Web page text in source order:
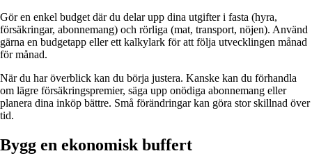
Gör en enkel budget där du delar upp dina utgifter i fasta (hyra,
försäkringar, abonnemang) och rörliga (mat, transport, nöjen). Använd
gärna en budgetapp eller ett kalkylark för att följa utvecklingen månad
för månad.
När du har överblick kan du börja justera. Kanske kan du förhandla
om lägre försäkringspremier, säga upp onödiga abonnemang eller
planera dina inköp bättre. Små förändringar kan göra stor skillnad över
tid.
Bygg en ekonomisk buffert